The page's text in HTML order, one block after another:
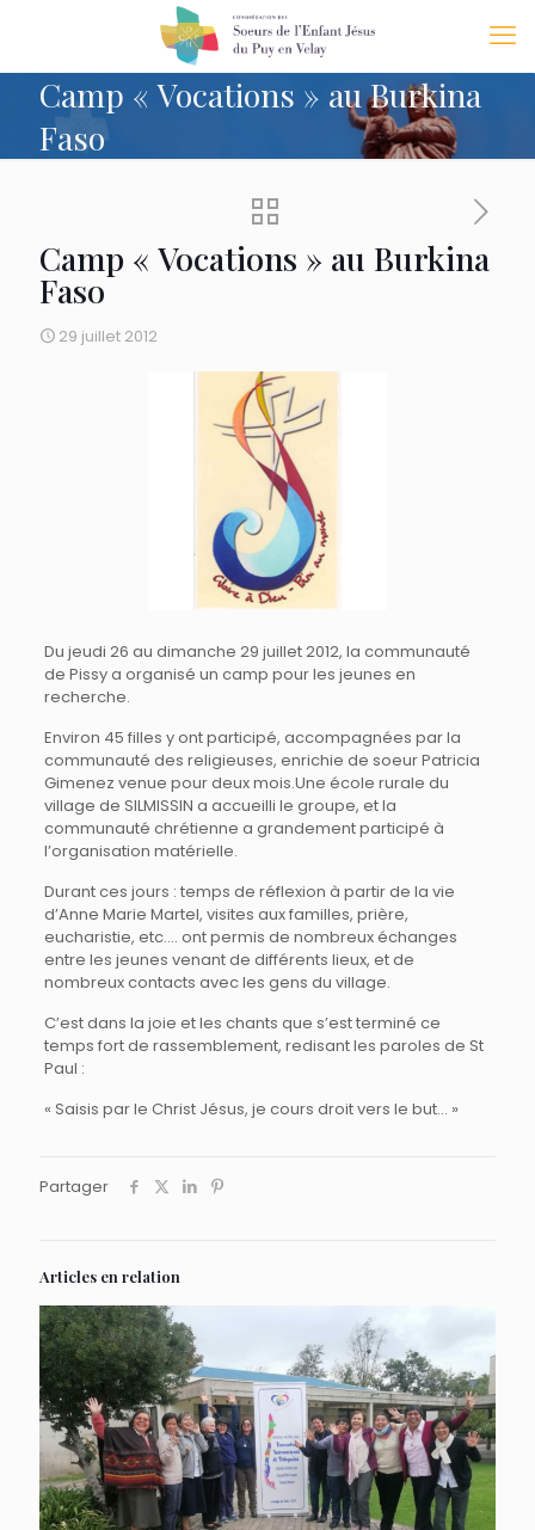
Camp « Vocations » au Burkina
Faso
Camp « Vocations » au Burkina
Faso
29 juillet 2012
Du jeudi 26 au dimanche 29 juillet 2012, la communauté
de Pissy a organisé un camp pour les jeunes en
recherche.
Environ 45 filles y ont participé, accompagnées par la
communauté des religieuses, enrichie de soeur Patricia
Gimenez venue pour deux mois.Une école rurale du
village de SILMISSIN a accueilli le groupe, et la
communauté chrétienne a grandement participé à
l’organisation matérielle.
Durant ces jours : temps de réflexion à partir de la vie
d’Anne Marie Martel, visites aux familles, prière,
eucharistie, etc…. ont permis de nombreux échanges
entre les jeunes venant de différents lieux, et de
nombreux contacts avec les gens du village.
C’est dans la joie et les chants que s’est terminé ce
temps fort de rassemblement, redisant les paroles de St
Paul :
« Saisis par le Christ Jésus, je cours droit vers le but… »
Partager
Articles en relation